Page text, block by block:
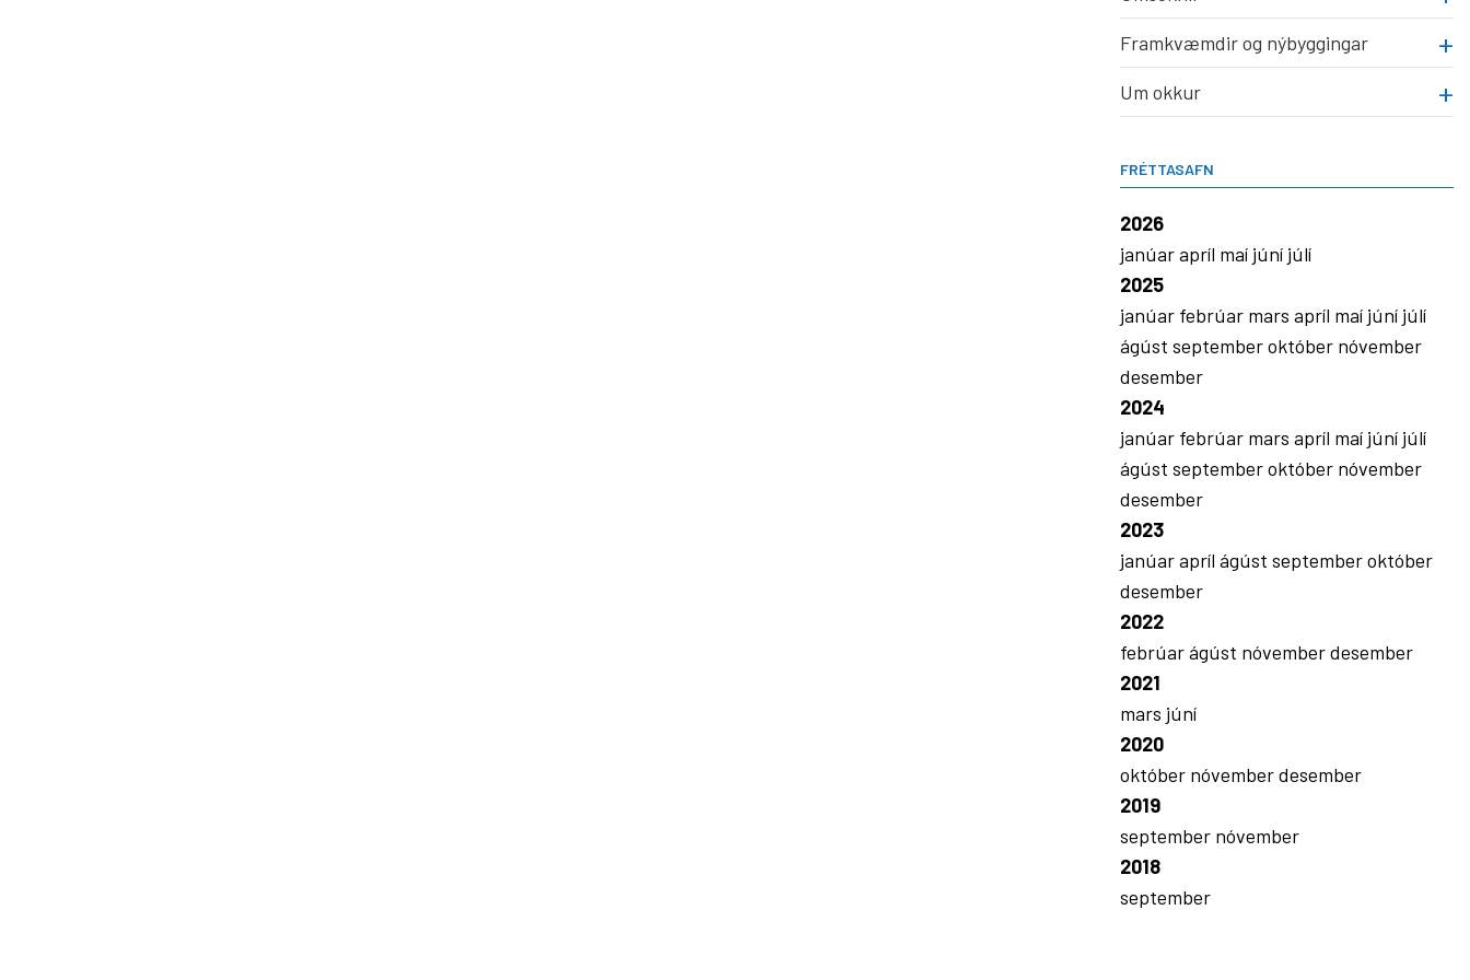
Framkvæmdir og nýbyggingar
Um okkur
FRÉTTASAFN
2026
janúarapríl maí júní júlí
2025
janúar febrúar mars apríl maí júní júlí
ágúst septemberoktóber nóvember
desember
2024
janúar febrúar mars apríl maí júní júlí
ágúst septemberoktóber nóvember
desember
2023
janúarapríl ágúst septemberoktóber
desember
2022
febrúarágúst nóvemberdesember
2021
mars júní
2020
október nóvemberdesember
2019
september nóvember
2018
september